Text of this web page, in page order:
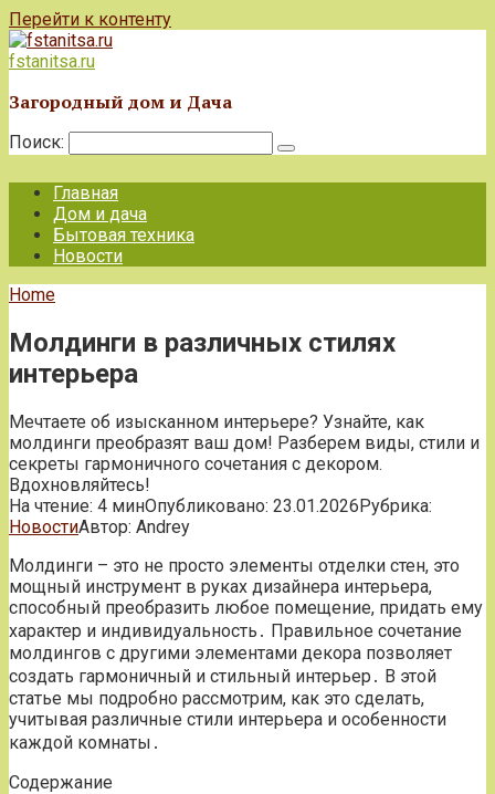
Перейти к контенту
fstanitsa.ru
Загородный дом и Дача
Поиск:
Главная
Дом и дача
Бытовая техника
Новости
Home
Молдинги в различных стилях
интерьера
Мечтаете об изысканном интерьере? Узнайте, как
молдинги преобразят ваш дом! Разберем виды, стили и
секреты гармоничного сочетания с декором.
Вдохновляйтесь!
На чтение: 4 минОпубликовано: 23.01.2026Рубрика:
НовостиАвтор: Andrey
Молдинги – это не просто элементы отделки стен, это
мощный инструмент в руках дизайнера интерьера,
способный преобразить любое помещение, придать ему
характер и индивидуальность․ Правильное сочетание
молдингов с другими элементами декора позволяет
создать гармоничный и стильный интерьер․ В этой
статье мы подробно рассмотрим, как это сделать,
учитывая различные стили интерьера и особенности
каждой комнаты․
Содержание